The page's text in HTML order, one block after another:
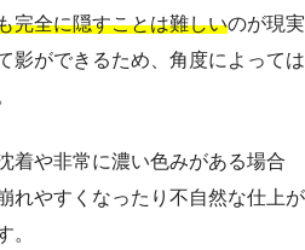
完全に隠すことは難しいのが現実
影ができるため、角度によっては
着や非常に濃い色みがある場合
れやすくなったり不自然な仕上が
。